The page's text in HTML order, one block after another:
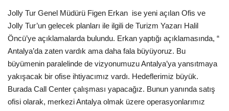
Jolly Tur Genel Müdürü Figen Erkan ise yeni açılan Ofis ve
Jolly Tur’un gelecek planları ile ilgili de Turizm Yazarı Halil
Öncü’ye açıklamalarda bulundu. Erkan yaptığı açıklamasında, “
Antalya’da zaten vardık ama daha fala büyüyoruz. Bu
büyümenin paralelinde de vizyonumuzu Antalya’ya yansıtmaya
yakışacak bir ofise ihtiyacımız vardı. Hedeflerimiz büyük.
Burada Call Center çalışması yapacağız. Bunun yanında satış
ofisi olarak, merkezi Antalya olmak üzere operasyonlarımız